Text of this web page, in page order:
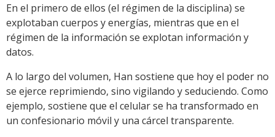
En el primero de ellos (el régimen de la disciplina) se
explotaban cuerpos y energías, mientras que en el
régimen de la información se explotan información y
datos.
A lo largo del volumen, Han sostiene que hoy el poder no
se ejerce reprimiendo, sino vigilando y seduciendo. Como
ejemplo, sostiene que el celular se ha transformado en
un confesionario móvil y una cárcel transparente.